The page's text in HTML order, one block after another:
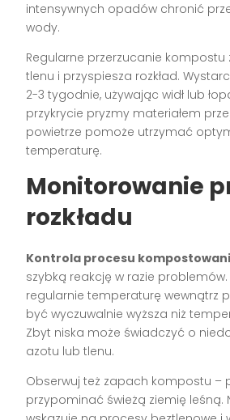
intensywnych opadów chronić
wody.
Regularne przerzucanie
tlenu i przyspiesza rozkład.
2-3 tygodnie, używając widł lub
przykrycie pryzmy materiałem
powietrze pomoże utrzymać
temperaturę.
Monitorowanie
rozkładu
Kontrola procesu
szybką reakcję w razie
regularnie temperaturę wewnątrz
być wyczuwalnie wyższa niż
Zbyt niska może świadczyć o
azotu lub tlenu.
Obserwuj też zapach kompostu –
przypominać świeżą ziemię leśną.